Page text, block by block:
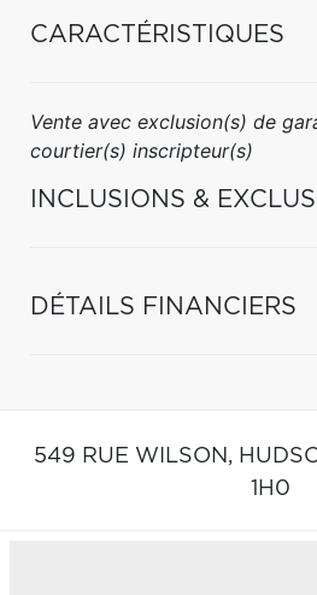
CARACTÉRISTIQUES
Vente avec exclusion(s) de
courtier(s) inscripteur(s)
INCLUSIONS &
DÉTAILS FINANCIERS
549 RUE WILSON,
1H0